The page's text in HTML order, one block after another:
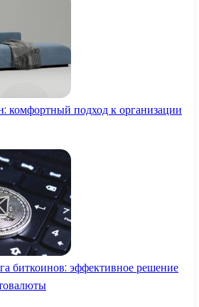
комфортный подход к организации
биткоинов: эффективное решение